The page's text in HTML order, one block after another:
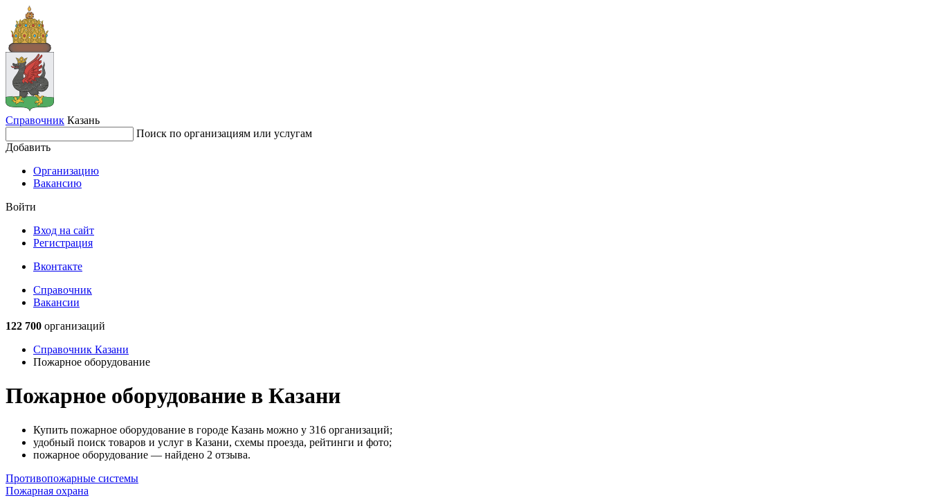
Справочник Казань
Поиск по организациям или услугам
Добавить
Организацию
Вакансию
Войти
Вход на сайт
Регистрация
Вконтакте
Справочник
Вакансии
122 700 организаций
Справочник Казани
Пожарное оборудование
Пожарное оборудование в Казани
Купить пожарное оборудование в городе Казань можно у 316 организаций;
удобный поиск товаров и услуг в Казани, схемы проезда, рейтинги и фото;
пожарное оборудование — найдено 2 отзыва.
Противопожарные системы
Пожарная охрана